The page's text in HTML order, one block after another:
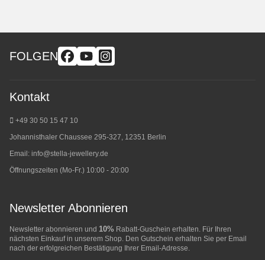
FOLGEN
Kontakt
+49 30 50 15 47 10
Johannisthaler Chaussee 295-327, 12351 Berlin
Email: info@stella-jewellery.de
Öffnungszeiten (Mo-Fr.) 10:00 - 20:00
Newsletter Abonnieren
Newsletter abonnieren und 10% Rabatt-Guschein erhalten. Für Ihren
nächsten Einkauf in unserem Shop. Den Gutschein erhalten Sie per Email
nach der erfolgreichen Bestätigung Ihrer Email-Adresse.